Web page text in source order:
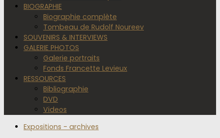
BIOGRAPHIE
Biographie complète
Tombeau de Rudolf Noureev
SOUVENIRS & INTERVIEWS
GALERIE PHOTOS
Galerie portraits
Fonds Francette Levieux
RESSOURCES
Bibliographie
DVD
Videos
Expositions - archives